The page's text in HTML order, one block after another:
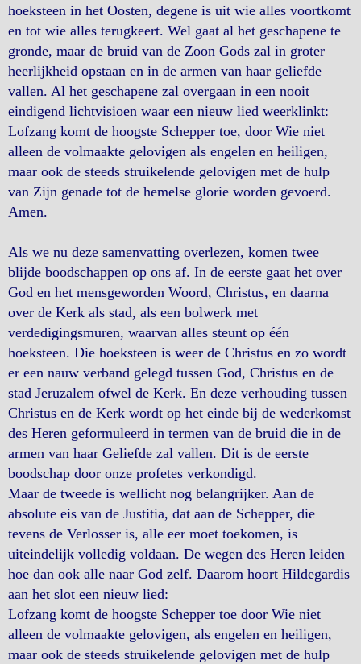
hoeksteen in het Oosten, degene is uit wie alles voortkomt
en tot wie alles terugkeert. Wel gaat al het geschapene te
gronde, maar de bruid van de Zoon Gods zal in groter
heerlijkheid opstaan en in de armen van haar geliefde
vallen. Al het geschapene zal overgaan in een nooit
eindigend lichtvisioen waar een nieuw lied weerklinkt:
Lofzang komt de hoogste Schepper toe, door Wie niet
alleen de volmaakte gelovigen als engelen en heiligen,
maar ook de steeds struikelende gelovigen met de hulp
van Zijn genade tot de hemelse glorie worden gevoerd.
Amen.
Als we nu deze samenvatting overlezen, komen twee
blijde boodschappen op ons af. In de eerste gaat het over
God en het mensgeworden Woord, Christus, en daarna
over de Kerk als stad, als een bolwerk met
verdedigingsmuren, waarvan alles steunt op één
hoeksteen. Die hoeksteen is weer de Christus en zo wordt
er een nauw verband gelegd tussen God, Christus en de
stad Jeruzalem ofwel de Kerk. En deze verhouding tussen
Christus en de Kerk wordt op het einde bij de wederkomst
des Heren geformuleerd in termen van de bruid die in de
armen van haar Geliefde zal vallen. Dit is de eerste
boodschap door onze profetes verkondigd.
Maar de tweede is wellicht nog belangrijker. Aan de
absolute eis van de Justitia, dat aan de Schepper, die
tevens de Verlosser is, alle eer moet toekomen, is
uiteindelijk volledig voldaan. De wegen des Heren leiden
hoe dan ook alle naar God zelf. Daarom hoort Hildegardis
aan het slot een nieuw lied:
Lofzang komt de hoogste Schepper toe door Wie niet
alleen de volmaakte gelovigen, als engelen en heiligen,
maar ook de steeds struikelende gelovigen met de hulp